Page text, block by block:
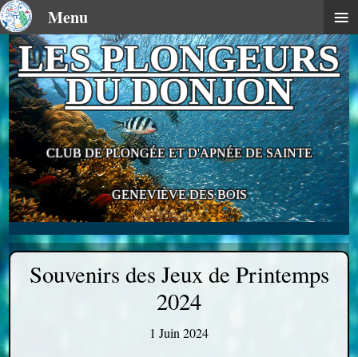
LES PLONGEURS
DU DONJON
CLUB DE PLONGÉE ET D'APNÉE DE SAINTE
GENEVIÈVE DES BOIS
Souvenirs des Jeux de Printemps
2024
1 Juin 2024
Menu ≡